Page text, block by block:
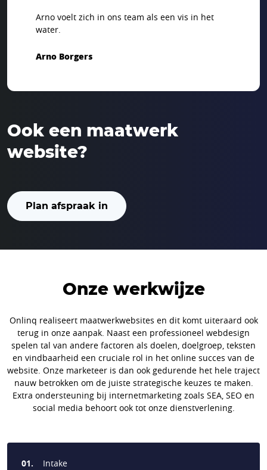
Arno voelt zich in ons team als een vis in het
water.
Arno Borgers
Ook een maatwerk
website?
Plan afspraak in
Onze werkwijze
Onlinq realiseert maatwerkwebsites en dit komt uiteraard ook
terug in onze aanpak. Naast een professioneel webdesign
spelen tal van andere factoren als doelen, doelgroep, teksten
en vindbaarheid een cruciale rol in het online succes van de
website. Onze marketeer is dan ook gedurende het hele traject
nauw betrokken om de juiste strategische keuzes te maken.
Extra ondersteuning bij internetmarketing zoals SEA, SEO en
social media behoort ook tot onze dienstverlening.
01. Intake